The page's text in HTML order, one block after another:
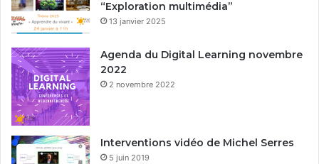
“Exploration multimédia”
13 janvier 2025
Agenda du Digital Learning novembre
2022
2 novembre 2022
Interventions vidéo de Michel Serres
5 juin 2019